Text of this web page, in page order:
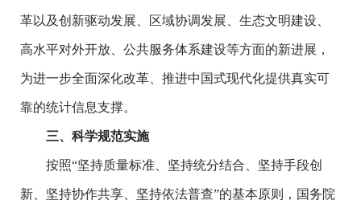
革以及创新驱动发展、区域协调发展、生态文明建设、
高水平对外开放、公共服务体系建设等方面的新进展，
为进一步全面深化改革、推进中国式现代化提供真实可
靠的统计信息支撑。
三、科学规范实施
按照“坚持质量标准、坚持统分结合、坚持手段创
新、坚持协作共享、坚持依法普查”的基本原则，国务院